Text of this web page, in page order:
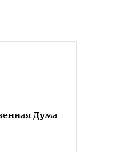
Дума